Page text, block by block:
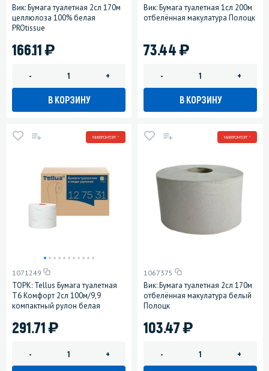
Вик: Бумага туалетная 2сл 170м
целлюлоза 100% белая
PROtissue
166.11)
- +
В КОРЗИНУ
Вик: Бумага туалетная 1сл 200м
отбелённая макулатура Полоцк
73.44)
- +
В КОРЗИНУ
МИНПРОМТОРГ *
1071249
ТОРК: Tellus Бумага туалетная
T6 Комфорт 2сл 100м/9,9
компактный рулон белая
291.71)
- +
МИНПРОМТОРГ *
1067375
Вик: Бумага туалетная 2сл 170м
отбелённая макулатура белый
Полоцк
103.47)
- +